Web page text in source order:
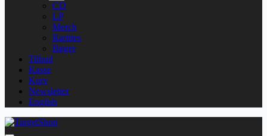
CD
LP
Merch
Rarities
Bøger
Tilbud
Kasse
Kurv
Newsletter
English